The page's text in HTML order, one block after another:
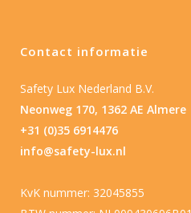
Contact informatie
Safety Lux Nederland B.V.
Neonweg 170, 1362 AE Almere
+31 (0)35 6914476
info@safety-lux.nl
KvK nummer: 32045855